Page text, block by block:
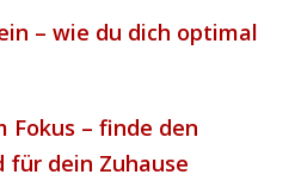
– wie du dich optimal
Fokus – finde den
dein Zuhause